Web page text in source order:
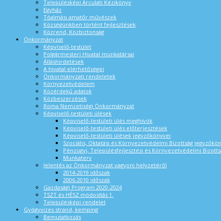
Településképi Arculati Kézikönyv
Egyház
Tóalmási amatőr művészek
Községünkben történt fejlesztések
Közrend, Közbiztonság
Önkormányzat
Képviselő-testület
Polgármesteri Hivatal munkatársai
Álláshirdetések
A hivatal elérhetőségei
Önkormányzati rendeletek
Környezetvédelem
Közérdekű adatok
Közbeszerzések
Roma Nemzetiségi Önkormányzat
Képviselő-testületi ülések
Képviselő-testületi ülés meghívók
Képviselő-testületi ülés előterjesztések
Képviselő-testületi ülések jegyzőkönyvei
Szociális, Oktatási és Környezetvédelmi Bizottság
Pénzügyi, Településfejlesztési és Környezetvédelmi
Munkaterv
Jelentés az Önkormányzat vagyoni helyzetéről
2014-2019 időszak
2006-2010 időszak
Gazdasági Program 2020-2024
TSZT és HÉSZ módosítás 1.
Településképi rendelet
Gyógyvizes strand, kemping
Bemutatkozás